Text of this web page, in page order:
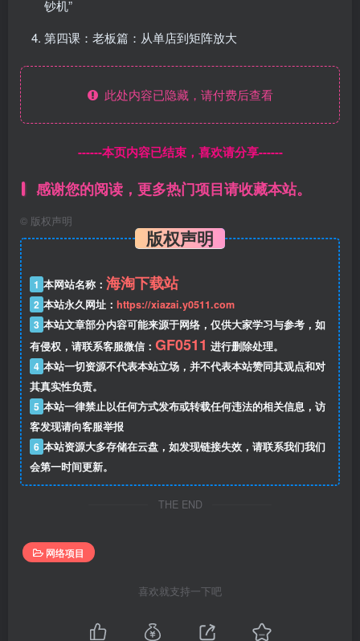
钞机”
第四课：老板篇：从单店到矩阵放大
此处内容已隐藏，请付费后查看
------本页内容已结束，喜欢请分享------
感谢您的阅读，更多热门项目请收藏本站。
© 版权声明
版权声明
1 本网站名称： 海淘下载站
2 本站永久网址： https://xiazai.y0511.com
3 本站文章部分内容可能来源于网络，仅供大家学习与参考，如
有侵权，请联系客服微信： GF0511 进行删除处理。
4 本站一切资源不代表本站立场，并不代表本站赞同其观点和对
其真实性负责。
5 本站一律禁止以任何方式发布或转载任何违法的相关信息，访
客发现请向客服举报
6 本站资源大多存储在云盘，如发现链接失效，请联系我们我们
会第一时间更新。
THE END
网络项目
喜欢就支持一下吧